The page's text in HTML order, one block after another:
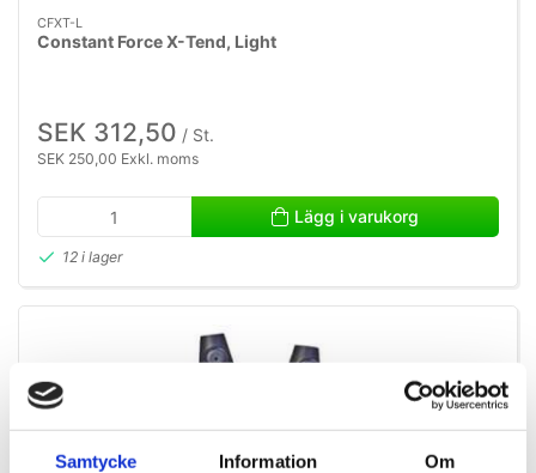
Samtycke Information Om
CFXT-L
Constant Force X-Tend, Light
SEK 312,50 / St.
SEK 250,00 Exkl. moms
Lägg i varukorg
12 i lager